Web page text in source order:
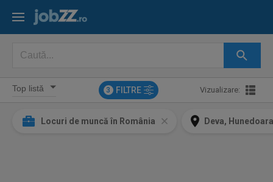
3 FILTRE Vizualizare:
Locuri de muncă în România Deva,